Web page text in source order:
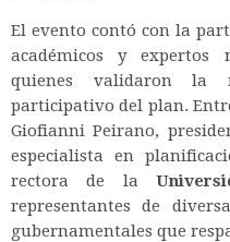
El evento contó con la
académicos y expertos
quienes validaron la
participativo del plan.
Giofianni Peirano,
especialista en
rectora de la
representantes de
gubernamentales que